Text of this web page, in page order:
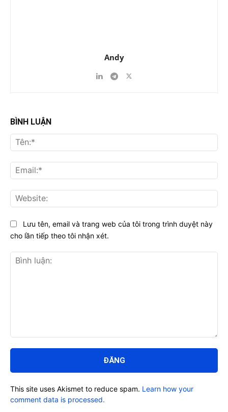
Andy
BÌNH LUẬN
luận:
Lưu tên, email và trang web của tôi trong trình duyệt này
cho lần tiếp theo tôi nhận xét.
This site uses Akismet to reduce spam. Learn how your
comment data is processed.